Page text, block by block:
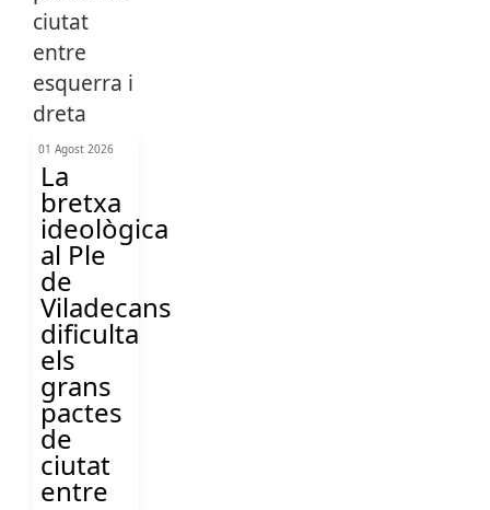
01 Agost 2026
La
bretxa
ideològica
al Ple
de
Viladecans
dificulta
els
grans
pactes
de
ciutat
entre